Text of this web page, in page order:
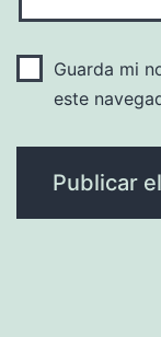
Guarda mi
este